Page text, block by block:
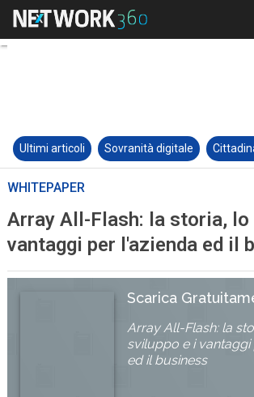
Ultimi articoli Sovranità digitale
WHITEPAPER
Array All-Flash: la storia, lo
vantaggi per l'azienda ed il
Scarica
Array All-Flash: la
sviluppo e i vantaggi
ed il business